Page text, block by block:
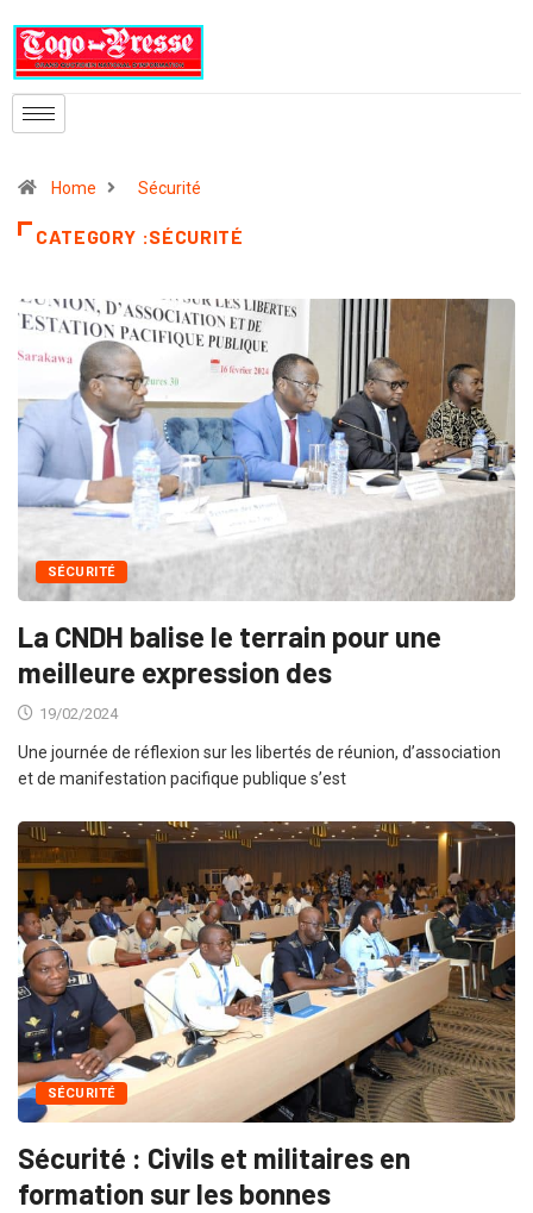
Home Sécurité
CATEGORY :SÉCURITÉ
SÉCURITÉ
La CNDH balise le terrain pour une
meilleure expression des
19/02/2024
Une journée de réflexion sur les libertés de réunion, d’association
et de manifestation pacifique publique s’est
SÉCURITÉ
Sécurité : Civils et militaires en
formation sur les bonnes